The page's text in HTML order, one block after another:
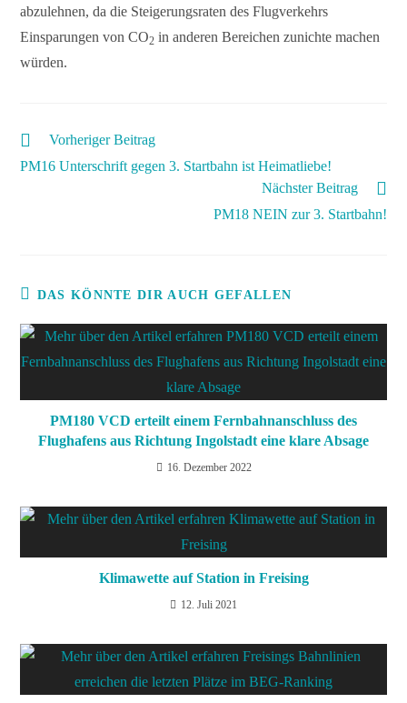
abzulehnen, da die Steigerungsraten des Flugverkehrs
Einsparungen von CO2 in anderen Bereichen zunichte machen
würden.
Vorheriger Beitrag
PM16 Unterschrift gegen 3. Startbahn ist Heimatliebe!
Nächster Beitrag
PM18 NEIN zur 3. Startbahn!
DAS KÖNNTE DIR AUCH GEFALLEN
PM180 VCD erteilt einem Fernbahnanschluss des
Flughafens aus Richtung Ingolstadt eine klare Absage
16. Dezember 2022
Klimawette auf Station in Freising
12. Juli 2021